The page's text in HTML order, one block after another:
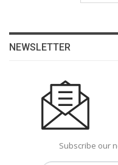
NEWSLETTER
Subscribe our